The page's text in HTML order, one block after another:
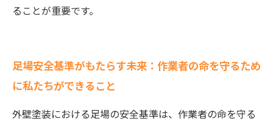
ることが重要です。
足場安全基準がもたらす未来：作業者の命を守るため
に私たちができること
外壁塗装における足場の安全基準は、作業者の命を守る